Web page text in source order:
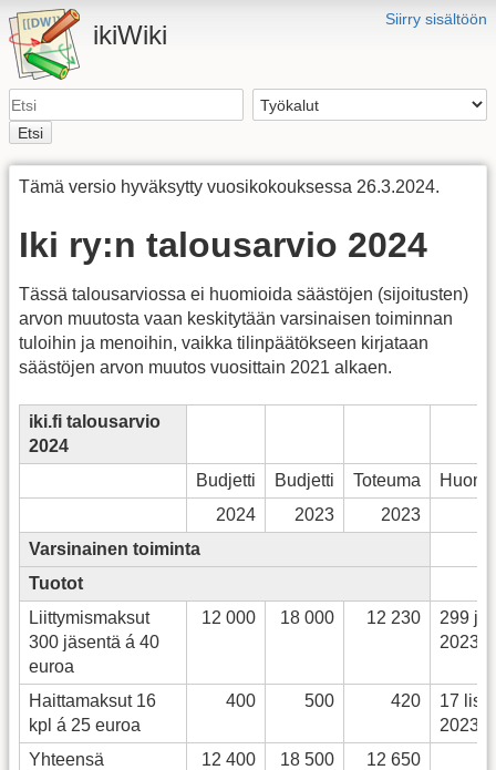
Siirry sisältöön
ikiWiki
Etsi
Tämä versio hyväksytty vuosikokouksessa 26.3.2024.
Iki ry:n talousarvio 2024
Tässä talousarviossa ei huomioida säästöjen (sijoitusten)
arvon muutosta vaan keskitytään varsinaisen toiminnan
tuloihin ja menoihin, vaikka tilinpäätökseen kirjataan
säästöjen arvon muutos vuosittain 2021 alkaen.
iki.fi talousarvio
2024
Budjetti
Budjetti Toteuma
2024
2023
2023
Varsinainen toiminta
Tuotot
Liittymismaksut
300 jäsentä á 40
euroa
12 000 18 000 12 230
299
2023
Haittamaksut 16
kpl á 25 euroa
400 500 420
17
2023
Yhteensä
12 400 18 500
12 650